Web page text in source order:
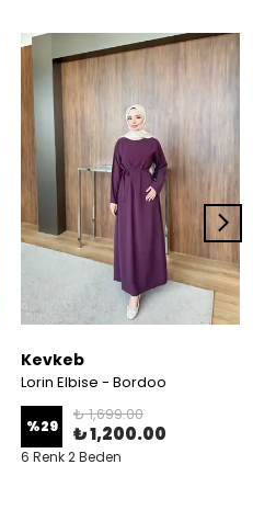
Kevkeb
Lorin Elbise - Bordoo
%29
₺ 1,699.00
₺ 1,200.00
6 Renk 2 Beden